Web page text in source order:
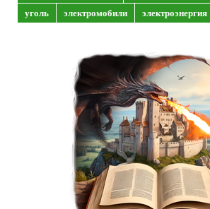
уголь
электромобили электроэнергия